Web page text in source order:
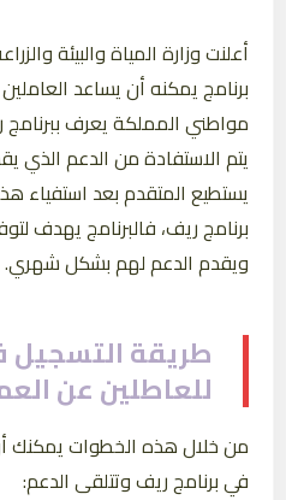
أعلنت وزارة المياة والبيئة
برنامج يمكنه أن يساعد
مواطني المملكة يعرف
يتم الاستفادة من الدعم الذي
يستطيع المتقدم بعد
برنامج ريف، فالبرنامج يهدف
ويقدم الدعم لهم بشكل شهري.
طريقة
للعاطلين عن
من خلال هذه الخطوات يمكنك
في برنامج ريف وتتلقى الدعم: